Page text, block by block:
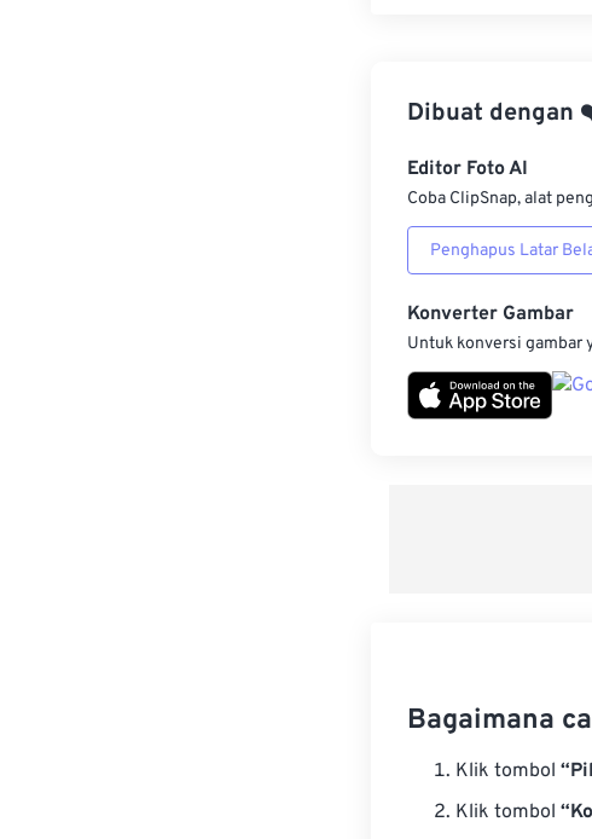
Dibuat dengan
Editor Foto AI
Coba ClipSnap, alat
Penghapus Latar
Konverter Gambar
Untuk konversi gambar
Bagaimana
Klik tombol
Klik tombol